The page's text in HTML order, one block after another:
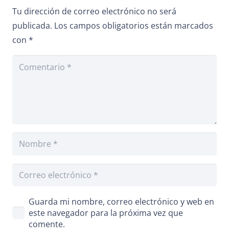
Tu dirección de correo electrónico no será
publicada. Los campos obligatorios están marcados
con *
Guarda mi nombre, correo electrónico y web en
este navegador para la próxima vez que
comente.